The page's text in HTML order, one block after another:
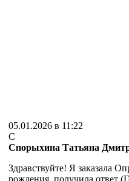
05.01.2026 в 11:22
С
Спорыхина Татьяна
Здравствуйте! Я заказала
рождения, получила ответ